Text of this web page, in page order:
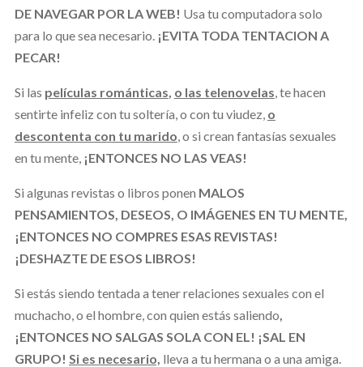
DE NAVEGAR POR LA WEB! Usa tu computadora solo
para lo que sea necesario. ¡EVITA TODA TENTACION A
PECAR!
Si las películas románticas o las telenovelas , te hacen
sentirte infeliz con tu soltería, o con tu viudez, o
descontenta con tu marido , o si crean fantasías sexuales
en tu mente, ¡ENTONCES NO LAS VEAS!
Si algunas revistas o libros ponen MALOS
PENSAMIENTOS, DESEOS, O IMÁGENES EN TU MENTE,
¡ENTONCES NO COMPRES ESAS REVISTAS!
¡DESHAZTE DE ESOS LIBROS!
Si estás siendo tentada a tener relaciones sexuales con el
muchacho, o el hombre, con quien estás saliendo
¡ENTONCES NO SALGAS SOLA CON EL! ¡SAL EN
GRUPO! Si es necesario, lleva a tu hermana o a una amiga.